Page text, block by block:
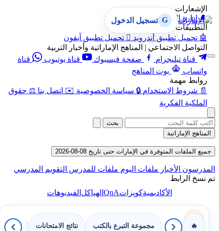
الإشعارات
🔔 إدارة الإشعارات
التطبيقات
🤖 تحميل تطبيق أندرويد  تحميل تطبيق آيفون
التواصل الاجتماعي | المناهج الإماراتية وأخبار التربية
قناة تيليجرام
صفحة فيسبوك قناة يوتيوب
قناة
واتساب
بوت المناهج
روابط مهمة
📄 شروط الاستخدام 🔒 سياسة الخصوصية ✉️ اتصل بنا ⚖️ حقوق
الملكية الفكرية
G تسجيل الدخول
بحث
المناهج الإماراتية
جميع الملفات المتوفرة في الإمارات حتى تاريخ 08-08-2026
المدرسون الأخبار ملفات اليوم ملفات للمدرس التقويم المدرسي
تم نسخ الرابط
الأكاديميةكويزاتQnAالهياكلالفيديوهات
🔥 مجموعة التبرع بالكتب نتائج الامتحانات